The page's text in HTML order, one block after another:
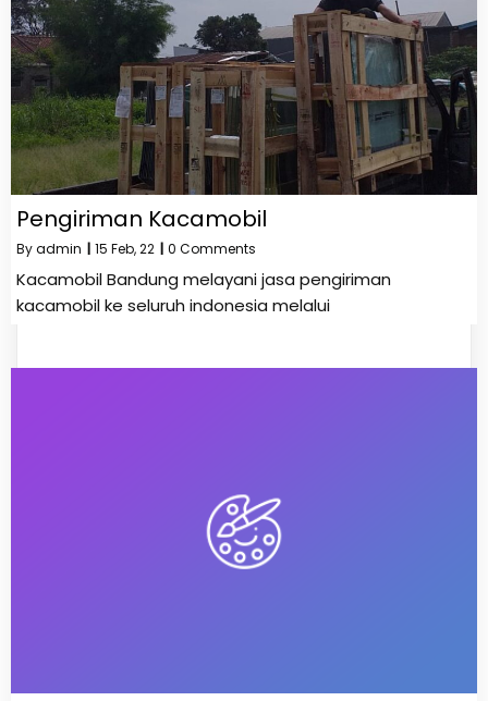
Pengiriman Kacamobil
Byadmin | 15 Feb, 22 | 0 Comments
Kacamobil Bandung melayani jasa pengiriman
kacamobil ke seluruh indonesia melalui